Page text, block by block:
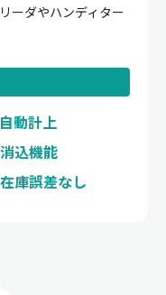
ーダやハンディター
動計上
込機能
庫誤差なし